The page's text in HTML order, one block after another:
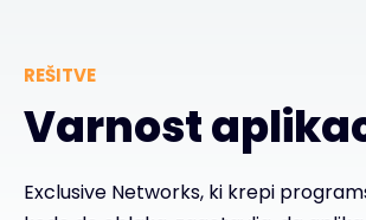
Pišite na
#weareexclusive
REŠITVE
Varnost
Exclusive Networks, ki krepi